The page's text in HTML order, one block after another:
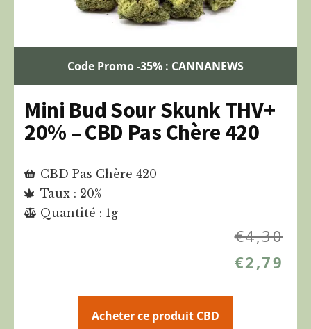
Code Promo -35% : CANNANEWS
Mini Bud Sour Skunk THV+
20% – CBD Pas Chère 420
CBD Pas Chère 420
Taux : 20%
Quantité : 1g
€4,30
€2,79
Acheter ce produit CBD